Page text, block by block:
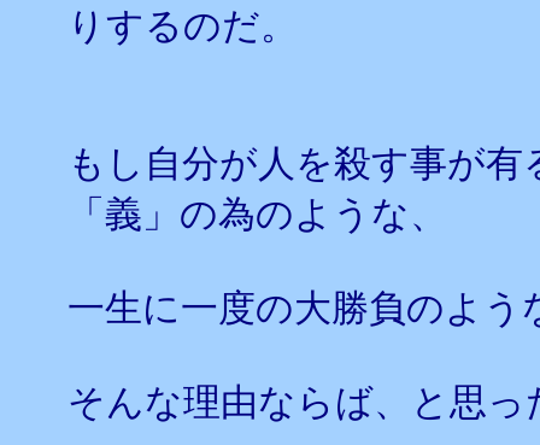
りするのだ。
もし自分が人を殺す事が
「義」の為のような、
一生に一度の大勝負のよ
そんな理由ならば、と思っ